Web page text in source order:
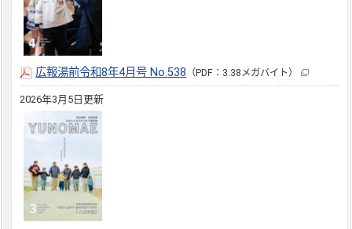
広報湯前令和8年4月号 No.538 （PDF：3.38メガバイト）
2026年3月5日更新